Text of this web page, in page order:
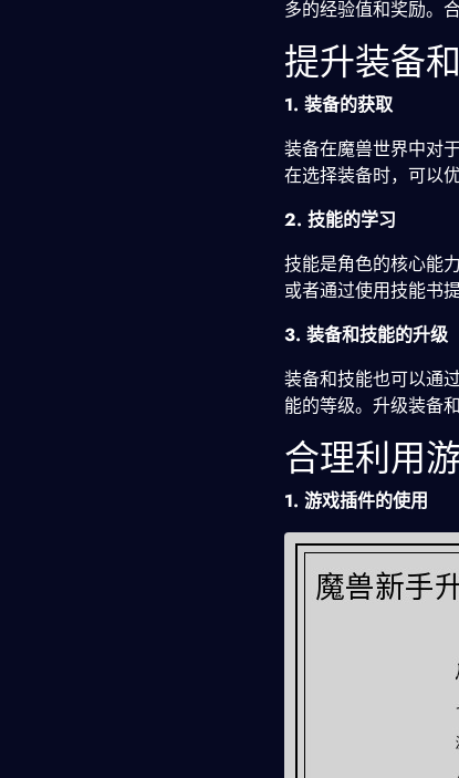
多的经验值和奖励。
提升装备
1. 装备的获取
装备在魔兽世界中对
在选择装备时，可以
2. 技能的学习
技能是角色的核心能
或者通过使用技能书
3. 装备和技能的升级
装备和技能也可以通
能的等级。升级装备
合理利用
1. 游戏插件的使用